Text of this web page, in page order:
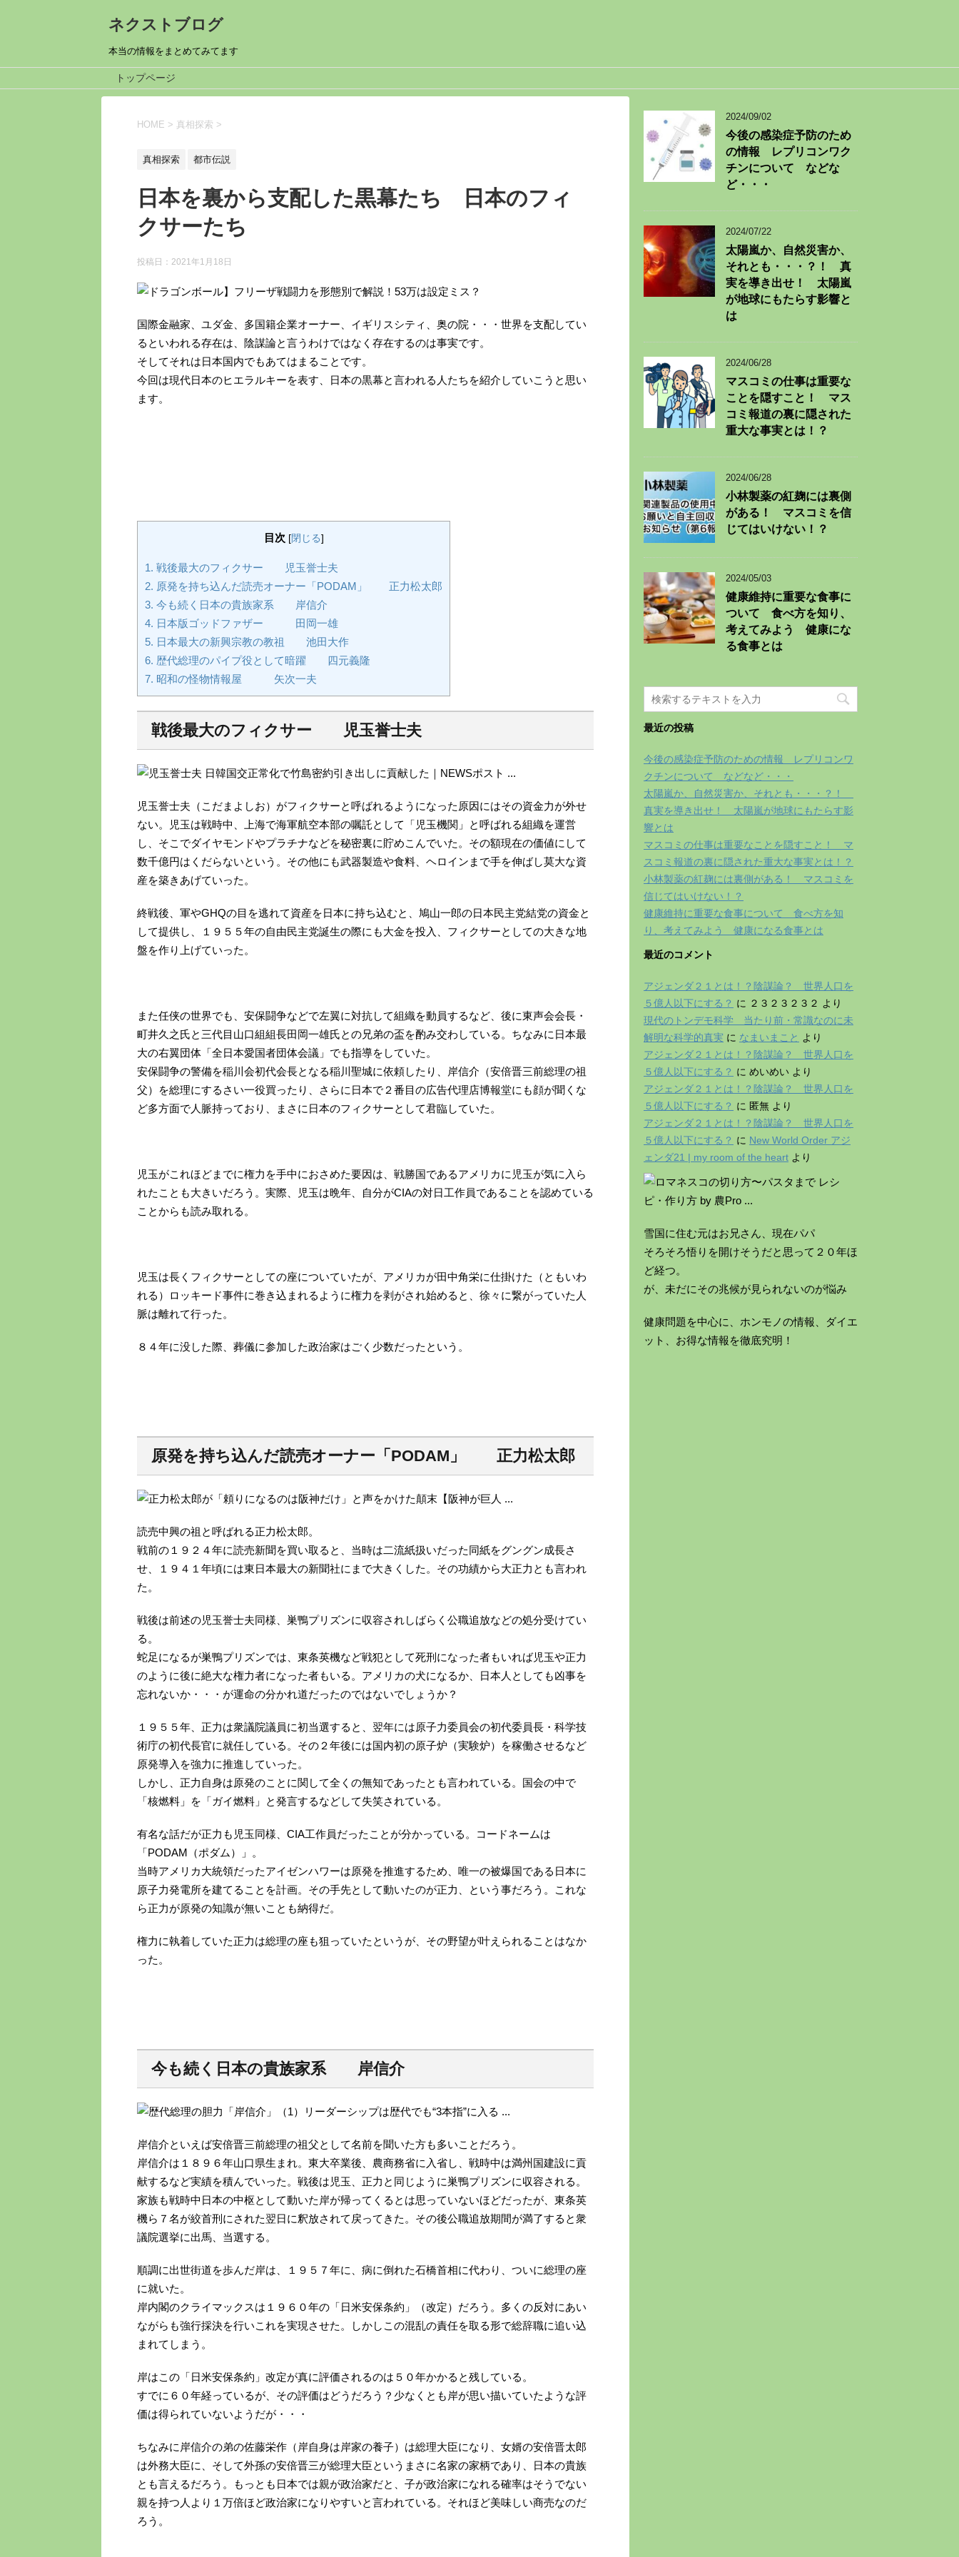
ネクストブログ
本当の情報をまとめてみてます
トップページ
HOME > 真相探索 >
真相探索 都市伝説
日本を裏から支配した黒幕たち 日本のフィ
クサーたち
投稿日： 2021年1月18日
国際金融家、ユダ金、多国籍企業オーナー、イギリスシティ、奥の院・・・世界を支配してい
るといわれる存在は、陰謀論と言うわけではなく存在するのは事実です。
そしてそれは日本国内でもあてはまることです。
今回は現代日本のヒエラルキーを表す、日本の黒幕と言われる人たちを紹介していこうと思い
ます。
目次 [閉じる]
1. 戦後最大のフィクサー 児玉誉士夫
2. 原発を持ち込んだ読売オーナー「PODAM」 正力松太郎
3. 今も続く日本の貴族家系 岸信介
4. 日本版ゴッドファザー 田岡一雄
5. 日本最大の新興宗教の教祖 池田大作
6. 歴代総理のパイプ役として暗躍 四元義隆
7. 昭和の怪物情報屋 矢次一夫
戦後最大のフィクサー 児玉誉士夫
児玉誉士夫（こだまよしお）がフィクサーと呼ばれるようになった原因にはその資金力が外せ
ない。児玉は戦時中、上海で海軍航空本部の嘱託として「児玉機関」と呼ばれる組織を運営
し、そこでダイヤモンドやプラチナなどを秘密裏に貯めこんでいた。その額現在の価値にして
数千億円はくだらないという。その他にも武器製造や食料、ヘロインまで手を伸ばし莫大な資
産を築きあげていった。
終戦後、軍やGHQの目を逃れて資産を日本に持ち込むと、鳩山一郎の日本民主党結党の資金と
して提供し、１９５５年の自由民主党誕生の際にも大金を投入、フィクサーとしての大きな地
盤を作り上げていった。
また任侠の世界でも、安保闘争などで左翼に対抗して組織を動員するなど、後に東声会会長・
町井久之氏と三代目山口組組長田岡一雄氏との兄弟の盃を酌み交わしている。ちなみに日本最
大の右翼団体「全日本愛国者団体会議」でも指導をしていた。
安保闘争の警備を稲川会初代会長となる稲川聖城に依頼したり、岸信介（安倍晋三前総理の祖
父）を総理にするさい一役買ったり、さらに日本で２番目の広告代理店博報堂にも顔が聞くな
ど多方面で人脈持っており、まさに日本のフィクサーとして君臨していた。
児玉がこれほどまでに権力を手中におさめた要因は、戦勝国であるアメリカに児玉が気に入ら
れたことも大きいだろう。実際、児玉は晩年、自分がCIAの対日工作員であることを認めている
ことからも読み取れる。
児玉は長くフィクサーとしての座についていたが、アメリカが田中角栄に仕掛けた（ともいわ
れる）ロッキード事件に巻き込まれるように権力を剥がされ始めると、徐々に繋がっていた人
脈は離れて行った。
８４年に没した際、葬儀に参加した政治家はごく少数だったという。
原発を持ち込んだ読売オーナー「PODAM」 正力松太郎
読売中興の祖と呼ばれる正力松太郎。
戦前の１９２４年に読売新聞を買い取ると、当時は二流紙扱いだった同紙をグングン成長さ
せ、１９４１年頃には東日本最大の新聞社にまで大きくした。その功績から大正力とも言われ
た。
戦後は前述の児玉誉士夫同様、巣鴨プリズンに収容されしばらく公職追放などの処分受けてい
る。
蛇足になるが巣鴨プリズンでは、東条英機など戦犯として死刑になった者もいれば児玉や正力
のように後に絶大な権力者になった者もいる。アメリカの犬になるか、日本人としても凶事を
忘れないか・・・が運命の分かれ道だったのではないでしょうか？
１９５５年、正力は衆議院議員に初当選すると、翌年には原子力委員会の初代委員長・科学技
術庁の初代長官に就任している。その２年後には国内初の原子炉（実験炉）を稼働させるなど
原発導入を強力に推進していった。
しかし、正力自身は原発のことに関して全くの無知であったとも言われている。国会の中で
「核燃料」を「ガイ燃料」と発言するなどして失笑されている。
有名な話だが正力も児玉同様、CIA工作員だったことが分かっている。コードネームは
「PODAM（ポダム）」。
当時アメリカ大統領だったアイゼンハワーは原発を推進するため、唯一の被爆国である日本に
原子力発電所を建てることを計画。その手先として動いたのが正力、という事だろう。これな
ら正力が原発の知識が無いことも納得だ。
権力に執着していた正力は総理の座も狙っていたというが、その野望が叶えられることはなか
った。
今も続く日本の貴族家系 岸信介
岸信介といえば安倍晋三前総理の祖父として名前を聞いた方も多いことだろう。
岸信介は１８９６年山口県生まれ。東大卒業後、農商務省に入省し、戦時中は満州国建設に貢
献するなど実績を積んでいった。戦後は児玉、正力と同じように巣鴨プリズンに収容される。
家族も戦時中日本の中枢として動いた岸が帰ってくるとは思っていないほどだったが、東条英
機ら７名が絞首刑にされた翌日に釈放されて戻ってきた。その後公職追放期間が満了すると衆
議院選挙に出馬、当選する。
順調に出世街道を歩んだ岸は、１９５７年に、病に倒れた石橋首相に代わり、ついに総理の座
に就いた。
岸内閣のクライマックスは１９６０年の「日米安保条約」（改定）だろう。多くの反対にあい
ながらも強行採決を行いこれを実現させた。しかしこの混乱の責任を取る形で総辞職に追い込
まれてしまう。
岸はこの「日米安保条約」改定が真に評価されるのは５０年かかると残している。
すでに６０年経っているが、その評価はどうだろう？少なくとも岸が思い描いていたような評
価は得られていないようだが・・・
ちなみに岸信介の弟の佐藤栄作（岸自身は岸家の養子）は総理大臣になり、女婿の安倍晋太郎
は外務大臣に、そして外孫の安倍晋三が総理大臣というまさに名家の家柄であり、日本の貴族
とも言えるだろう。もっとも日本では親が政治家だと、子が政治家になれる確率はそうでない
親を持つ人より１万倍ほど政治家になりやすいと言われている。それほど美味しい商売なのだ
ろう。
2024/09/02
今後の感染症予防のため
の情報 レプリコンワク
チンについて などな
ど・・・
2024/07/22
太陽嵐か、自然災害か、
それとも・・・？！ 真
実を導き出せ！ 太陽嵐
が地球にもたらす影響と
は
2024/06/28
マスコミの仕事は重要な
ことを隠すこと！ マス
コミ報道の裏に隠された
重大な事実とは！？
2024/06/28
小林製薬の紅麹には裏側
がある！ マスコミを信
じてはいけない！？
2024/05/03
健康維持に重要な食事に
ついて 食べ方を知り、
考えてみよう 健康にな
る食事とは
最近の投稿
今後の感染症予防のための情報 レプリコンワ
クチンについて などなど・・・
太陽嵐か、自然災害か、それとも・・・？！
真実を導き出せ！ 太陽嵐が地球にもたらす影
響とは
マスコミの仕事は重要なことを隠すこと！ マ
スコミ報道の裏に隠された重大な事実とは！？
小林製薬の紅麹には裏側がある！ マスコミを
信じてはいけない！？
健康維持に重要な食事について 食べ方を知
り、考えてみよう 健康になる食事とは
最近のコメント
アジェンダ２１とは！？陰謀論？ 世界人口を
５億人以下にする？ に ２３２３２３２ より
現代のトンデモ科学 当たり前・常識なのに未
解明な科学的真実 に なまいまこと より
アジェンダ２１とは！？陰謀論？ 世界人口を
５億人以下にする？ に めいめい より
アジェンダ２１とは！？陰謀論？ 世界人口を
５億人以下にする？ に 匿無 より
アジェンダ２１とは！？陰謀論？ 世界人口を
５億人以下にする？ に New World Order アジ
ェンダ21 | my room of the heart より
雪国に住む元はお兄さん、現在パパ
そろそろ悟りを開けそうだと思って２０年ほ
ど経つ。
が、未だにその兆候が見られないのが悩み
健康問題を中心に、ホンモノの情報、ダイエ
ット、お得な情報を徹底究明！